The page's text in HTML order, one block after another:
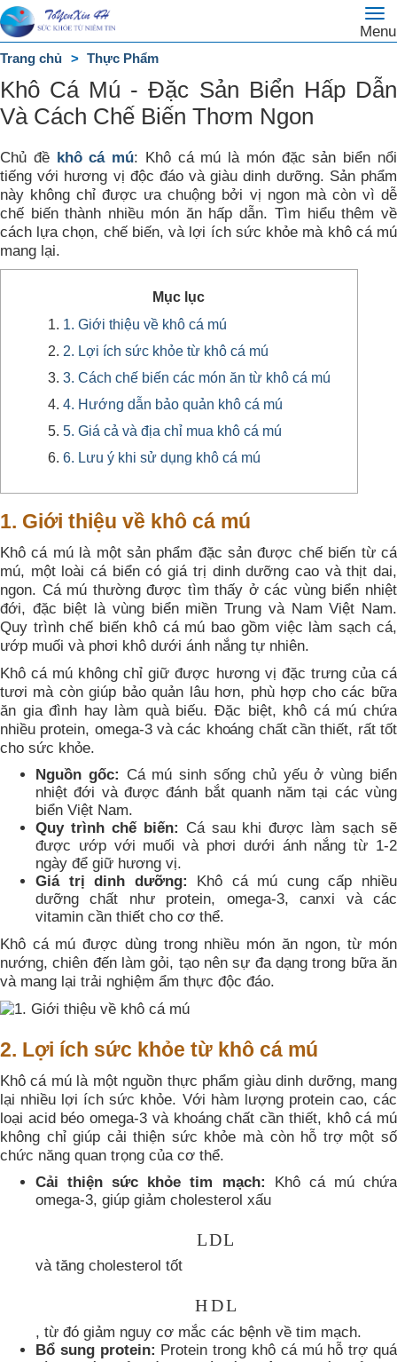
Menu
Trang
chủ
DANH
MỤC
Trang chủ Thực Phẩm
Khô Cá Mú - Đặc Sản Biển Hấp Dẫn
Và Cách Chế Biến Thơm Ngon
Chủ đề khô cá mú: Khô cá mú là món đặc sản biển nổi
tiếng với hương vị độc đáo và giàu dinh dưỡng. Sản phẩm
này không chỉ được ưa chuộng bởi vị ngon mà còn vì dễ
chế biến thành nhiều món ăn hấp dẫn. Tìm hiểu thêm về
cách lựa chọn, chế biến, và lợi ích sức khỏe mà khô cá mú
mang lại.
Mục lục
1. Giới thiệu về khô cá mú
2. Lợi ích sức khỏe từ khô cá mú
3. Cách chế biến các món ăn từ khô cá mú
4. Hướng dẫn bảo quản khô cá mú
5. Giá cả và địa chỉ mua khô cá mú
6. Lưu ý khi sử dụng khô cá mú
1. Giới thiệu về khô cá mú
Khô cá mú là một sản phẩm đặc sản được chế biến từ cá
mú, một loài cá biển có giá trị dinh dưỡng cao và thịt dai,
ngon. Cá mú thường được tìm thấy ở các vùng biển nhiệt
đới, đặc biệt là vùng biển miền Trung và Nam Việt Nam.
Quy trình chế biến khô cá mú bao gồm việc làm sạch cá,
ướp muối và phơi khô dưới ánh nắng tự nhiên.
Khô cá mú không chỉ giữ được hương vị đặc trưng của cá
tươi mà còn giúp bảo quản lâu hơn, phù hợp cho các bữa
ăn gia đình hay làm quà biếu. Đặc biệt, khô cá mú chứa
nhiều protein, omega-3 và các khoáng chất cần thiết, rất tốt
cho sức khỏe.
Nguồn gốc: Cá mú sinh sống chủ yếu ở vùng biển
nhiệt đới và được đánh bắt quanh năm tại các vùng
biển Việt Nam.
Quy trình chế biến: Cá sau khi được làm sạch sẽ
được ướp với muối và phơi dưới ánh nắng từ 1-2
ngày để giữ hương vị.
Giá trị dinh dưỡng: Khô cá mú cung cấp nhiều
dưỡng chất như protein, omega-3, canxi và các
vitamin cần thiết cho cơ thể.
Khô cá mú được dùng trong nhiều món ăn ngon, từ món
nướng, chiên đến làm gỏi, tạo nên sự đa dạng trong bữa ăn
và mang lại trải nghiệm ẩm thực độc đáo.
2. Lợi ích sức khỏe từ khô cá mú
Khô cá mú là một nguồn thực phẩm giàu dinh dưỡng, mang
lại nhiều lợi ích sức khỏe. Với hàm lượng protein cao, các
loại acid béo omega-3 và khoáng chất cần thiết, khô cá mú
không chỉ giúp cải thiện sức khỏe mà còn hỗ trợ một số
chức năng quan trọng của cơ thể.
Cải thiện sức khỏe tim mạch: Khô cá mú chứa
omega-3, giúp giảm cholesterol xấu
LDL
và tăng cholesterol tốt
HDL
, từ đó giảm nguy cơ mắc các bệnh về tim mạch.
Bổ sung protein: Protein trong khô cá mú hỗ trợ quá